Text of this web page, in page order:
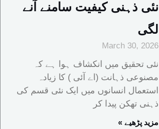
نئی ذہنی کیفیت سامنے آنے
لگی
March 30, 2026
نئی تحقیق میں انکشاف ہوا ہے کہ
مصنوعی ذہانت (اے آئی ) کا زیادہ
استعمال انسانوں میں ایک نئی قسم کی
ذہنی تھکن پیدا کر
« مزید پڑھیے